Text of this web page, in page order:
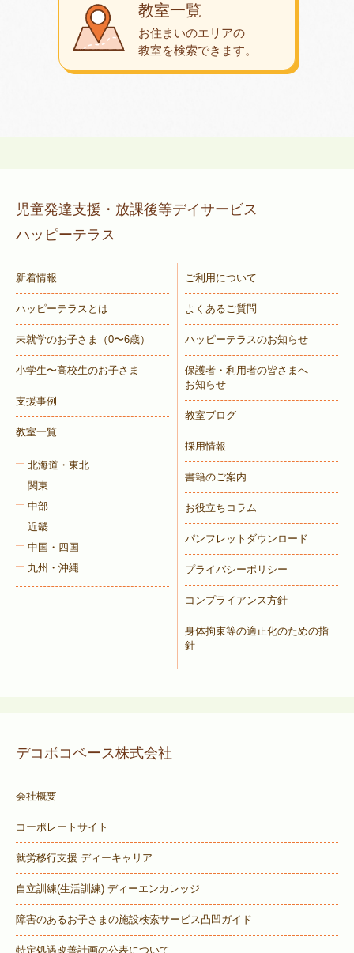
教室一覧
お住まいのエリアの
教室を検索できます。
児童発達支援・放課後等デイサービス
ハッピーテラス
新着情報
ハッピーテラスとは
未就学のお子さま （0〜6歳）
小学生〜高校生のお子さま
支援事例
教室一覧
北海道・東北
関東
中部
近畿
中国・四国
九州・沖縄
ご利用について
よくあるご質問
ハッピーテラスのお知らせ
保護者・利用者の皆さまへ
お知らせ
教室ブログ
採用情報
書籍のご案内
お役立ちコラム
パンフレットダウンロード
プライバシーポリシー
コンプライアンス方針
身体拘束等の適正化のための指
針
デコボコベース株式会社
会社概要
コーポレートサイト
就労移行支援 ディーキャリア
自立訓練(生活訓練) ディーエンカレッジ
障害のあるお子さまの施設検索サービス凸凹ガイド
特定処遇改善計画の公表について